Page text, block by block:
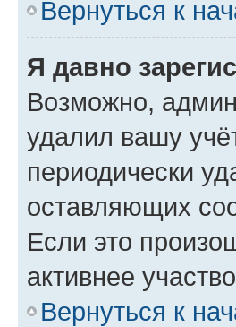
Вернуться к
Я давно
Возможно,
удалил вашу
периодически
оставляющих
Если это
активнее
Вернуться к